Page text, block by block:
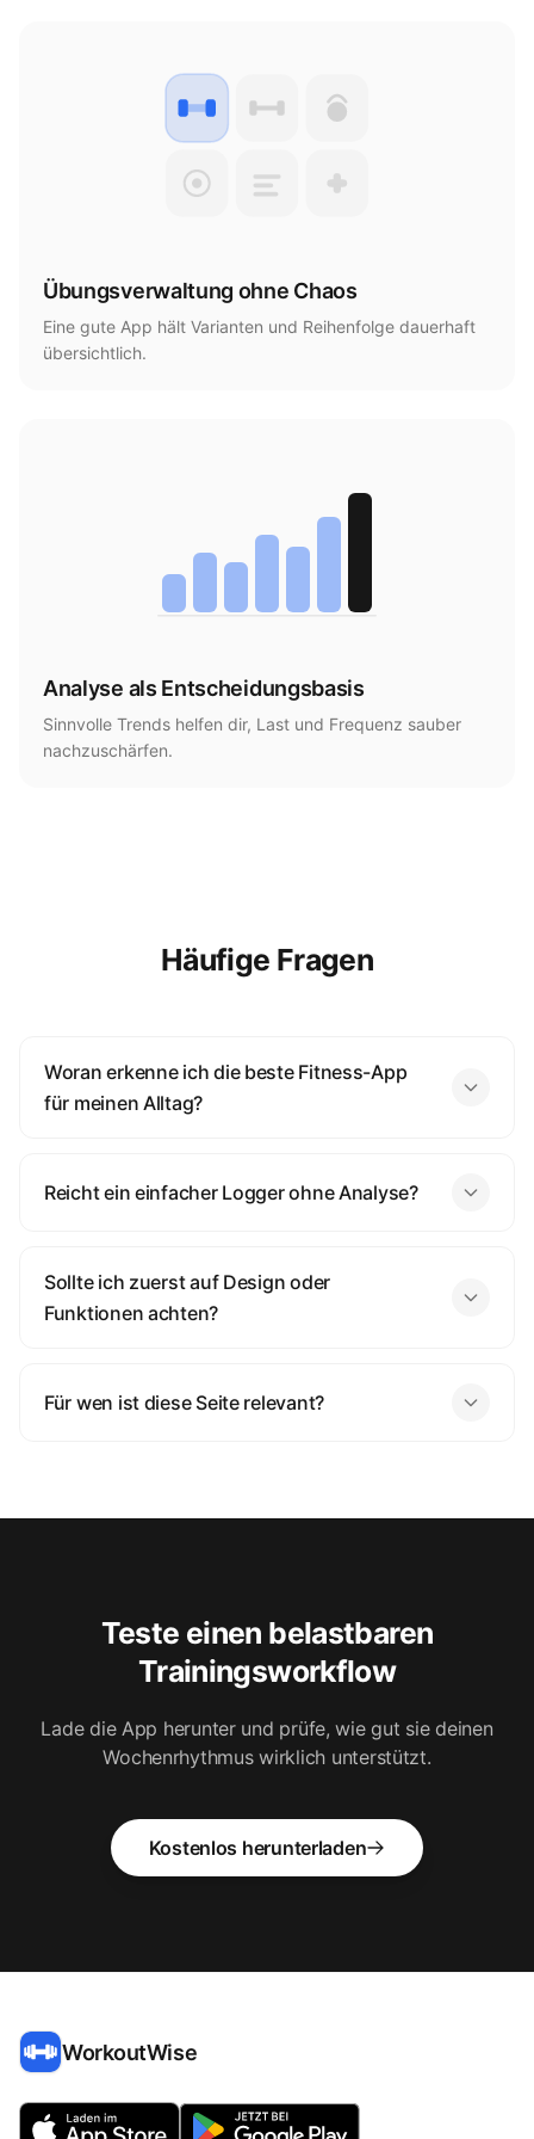
Übungsverwaltung ohne Chaos
Eine gute App hält Varianten und Reihenfolge dauerhaft
übersichtlich.
Analyse als Entscheidungsbasis
Sinnvolle Trends helfen dir, Last und Frequenz sauber
nachzuschärfen.
Häufige Fragen
Woran erkenne ich die beste Fitness-App
für meinen Alltag?
Reicht ein einfacher Logger ohne Analyse?
Sollte ich zuerst auf Design oder
Funktionen achten?
Für wen ist diese Seite relevant?
Teste einen belastbaren
Trainingsworkflow
Lade die App herunter und prüfe, wie gut sie deinen
Wochenrhythmus wirklich unterstützt.
Kostenlos herunterladen
WorkoutWise